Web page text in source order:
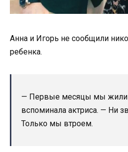
Анна и Игорь не сообщили
ребенка.
— Первые месяцы мы жили
вспоминала актриса. — Ни
Только мы втроем.